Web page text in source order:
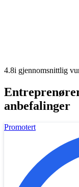
4.8i gjennomsnittlig
anbefalinger
Promotert